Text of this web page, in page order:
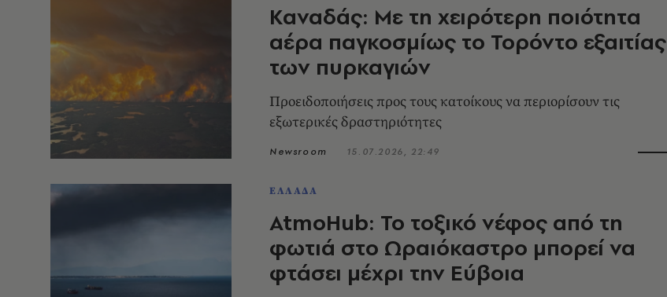
Καναδάς: Με τη χειρότερη ποιότητα
αέρα παγκοσμίως το Τορόντο εξαιτίας
των πυρκαγιών
Προειδοποιήσεις προς τους κατοίκους να περιορίσουν τις
εξωτερικές δραστηριότητες
Newsroom 15.07.2026, 22:49
ΕΛΛΑΔΑ
AtmoHub: Το τοξικό νέφος από τη
φωτιά στο Ωραιόκαστρο μπορεί να
φτάσει μέχρι την Εύβοια